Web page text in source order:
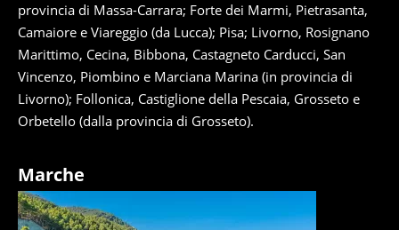
provincia di Massa-Carrara; Forte dei Marmi, Pietrasanta,
Camaiore e Viareggio (da Lucca); Pisa; Livorno, Rosignano
Marittimo, Cecina, Bibbona, Castagneto Carducci, San
Vincenzo, Piombino e Marciana Marina (in provincia di
Livorno); Follonica, Castiglione della Pescaia, Grosseto e
Orbetello (dalla provincia di Grosseto).
Marche